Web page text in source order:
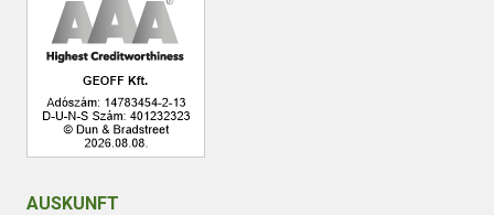
gewählt
werden
AUSKUNFT